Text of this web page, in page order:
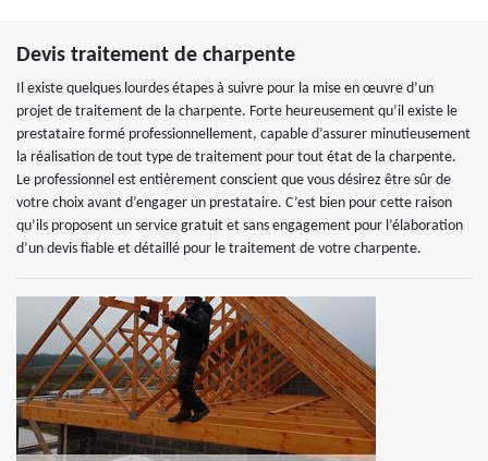
Devis traitement de charpente
Il existe quelques lourdes étapes à suivre pour la mise en œuvre d’un
projet de traitement de la charpente. Forte heureusement qu’il existe le
prestataire formé professionnellement, capable d’assurer minutieusement
la réalisation de tout type de traitement pour tout état de la charpente.
Le professionnel est entièrement conscient que vous désirez être sûr de
votre choix avant d’engager un prestataire. C’est bien pour cette raison
qu’ils proposent un service gratuit et sans engagement pour l’élaboration
d’un devis fiable et détaillé pour le traitement de votre charpente.